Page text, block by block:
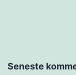
Seneste